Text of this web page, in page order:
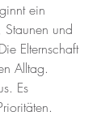
ein
Staunen und
Elternschaft
Alltag.
Es